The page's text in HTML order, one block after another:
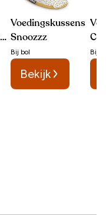
Voedingskussens
Snoozzz
Bij bol
Bekijk
C-
Bij